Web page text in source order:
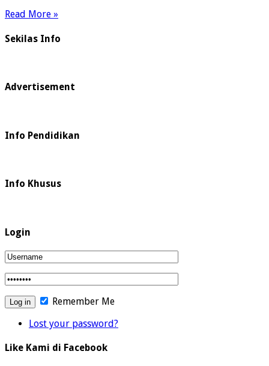
Read More »
Sekilas Info
Advertisement
Info Pendidikan
Info Khusus
Login
Remember Me
Lost your password?
Like Kami di Facebook